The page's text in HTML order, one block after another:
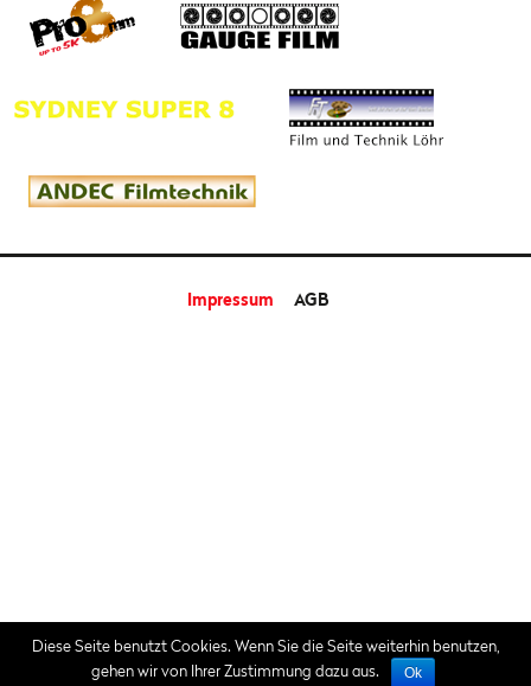
Impressum AGB
Diese Seite benutzt Cookies. Wenn Sie die Seite weiterhin benutzen,
gehen wir von Ihrer Zustimmung dazu aus.
Ok